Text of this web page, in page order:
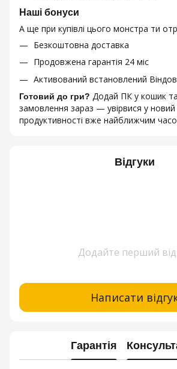
Наші бонуси
А ще при купівлі цього монстра ти
Безкоштовна доставка
Продовжена гарантія 24 міс
Активований встановлений
Готовий до гри? Додай ПК у кошик
замовлення зараз — увірвися у новий
продуктивності вже найближчим
Відгуки
Додайте перший
Написати
Гарантія